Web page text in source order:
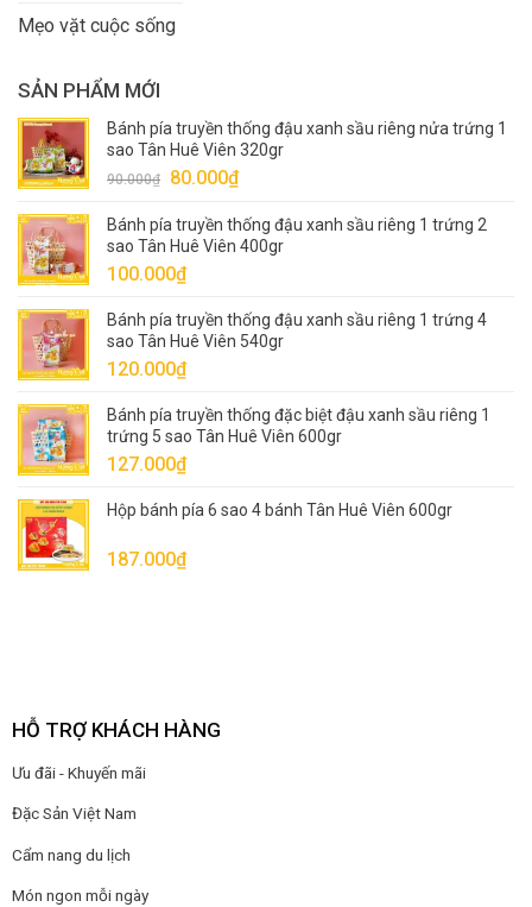
Mẹo vặt cuộc sống
SẢN PHẨM MỚI
Bánh pía truyền thống đậu xanh sầu riêng nửa trứng 1
sao Tân Huê Viên 320gr
90.000₫
Giá
là:
90.000₫.
80.000₫Giá
tại
là:
Bánh pía truyền thống đậu xanh sầu riêng 1 trứng 2
sao Tân Huê Viên 400gr
100.000₫
Bánh pía truyền thống đậu xanh sầu riêng 1 trứng 4
sao Tân Huê Viên 540gr
120.000₫
Bánh pía truyền thống đặc biệt đậu xanh sầu riêng 1
trứng 5 sao Tân Huê Viên 600gr
127.000₫
Hộp bánh pía 6 sao 4 bánh Tân Huê Viên 600gr
187.000₫
HỖ TRỢ KHÁCH HÀNG
Ưu đãi - Khuyến mãi
Đặc Sản Việt Nam
Cẩm nang du lịch
Món ngon mỗi ngày